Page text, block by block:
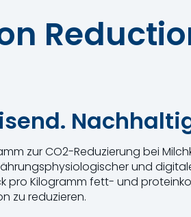
zur CO2-Reduzierung bei
und
pro Kilogramm fett- und
zu reduzieren.